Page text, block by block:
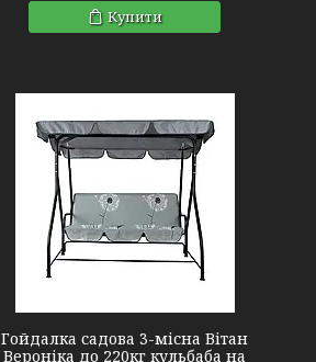
Купити
Гойдалка садова 3-місна Вітан
Вероніка до 220кг кульбаба на